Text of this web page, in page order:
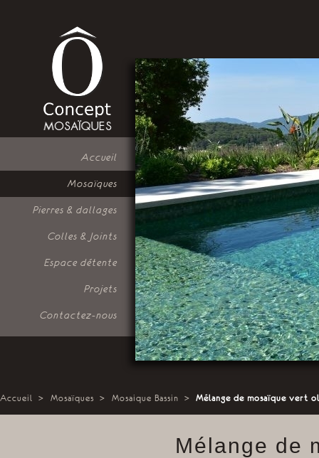
Accueil
Mosaïques
Pierres & dallages
Colles & Joints
Espace détente
Projets
Contactez-nous
Accueil > Mosaïques > Mosaique Bassin > Mélange de mosaïque vert
Mélange de